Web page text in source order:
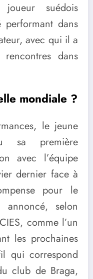
suédois
performant dans
avec qui il a
dans
mondiale ?
le jeune
sa première
avec l’équipe
dernier face à
pour le
selon
comme l’un
les prochaines
qui correspond
club de Braga,